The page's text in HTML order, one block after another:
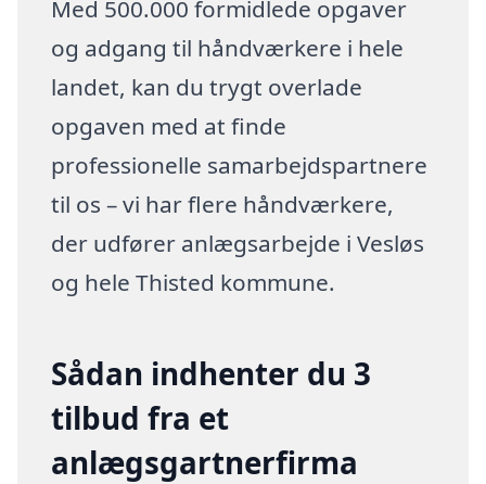
Med 500.000 formidlede opgaver
og adgang til håndværkere i hele
landet, kan du trygt overlade
opgaven med at finde
professionelle samarbejdspartnere
til os – vi har flere håndværkere,
der udfører anlægsarbejde i Vesløs
og hele Thisted kommune.
Sådan indhenter du 3
tilbud fra et
anlægsgartnerfirma